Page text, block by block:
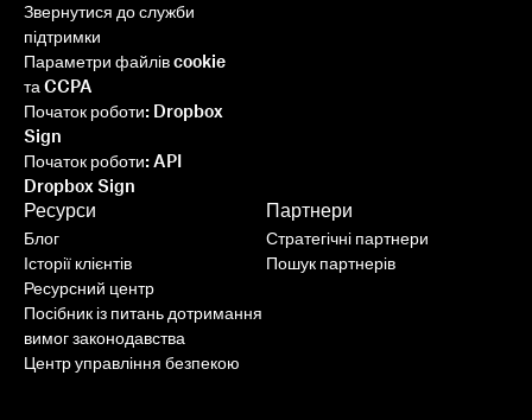
Звернутися до служби
підтримки
Параметри файлів cookie
та CCPA
Початок роботи: Dropbox
Sign
Початок роботи: API
Dropbox Sign
Ресурси
Блог
Історії клієнтів
Ресурсний центр
Посібник із питань дотримання
вимог законодавства
Центр управління безпекою
Партнери
Стратегічні партнери
Пошук партнерів